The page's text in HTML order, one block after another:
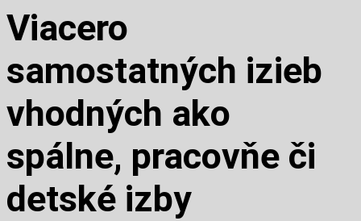
Viacero
samostatných izieb
vhodných ako
spálne, pracovňe či
detské izby